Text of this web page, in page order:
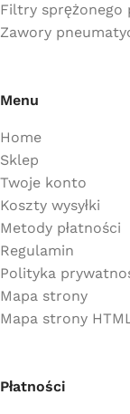
Filtry sprężonego
Zawory
Menu
Home
Sklep
Twoje konto
Koszty wysyłki
Metody płatności
Regulamin
Polityka
Mapa strony
Mapa strony
Płatności